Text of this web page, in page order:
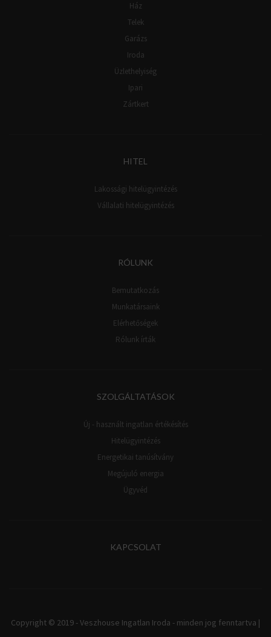
Ház
Telek
Garázs
Iroda
Üzlethelyiség
Ipari
Zártkert
HITEL
Lakossági hitelügyintézés
Vállalati hitelügyintézés
RÓLUNK
Bemutatkozás
Munkatársaink
Elérhetőségek
Rólunk írták
SZOLGÁLTATÁSOK
Új - használt ingatlan értékésítés
Hitelügyintézés
Energetikai tanúsítvány
Megújuló energia
Ügyvéd
KAPCSOLAT
Copyright © 2019 - Veszhouse Ingatlan Iroda - minden jog fenntartva |